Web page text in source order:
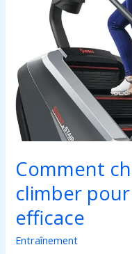
Comment
climber
efficace
Entraînement
climber
pour
un
entraînement
efficace